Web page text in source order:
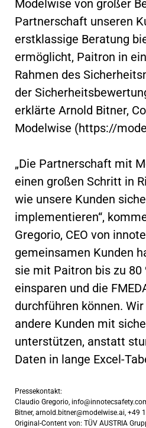
Modelwise von großer
Partnerschaft unseren
erstklassige Beratung
ermöglicht, Paitron in
Rahmen des
der
erklärte Arnold Bitner,
Modelwise (https://
„Die Partnerschaft mit
einen großen Schritt in
wie unsere Kunden
implementieren“,
Gregorio, CEO von
gemeinsamen Kunden
sie mit Paitron bis zu 80
einsparen und die
durchführen können.
andere Kunden mit
unterstützen, anstatt
Daten in lange Excel-
Pressekontakt:
Claudio Gregorio,
Bitner, arnold.bitner@modelwise.ai, +49
Original-Content von: TÜV AUSTRIA